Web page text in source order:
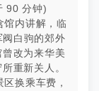
90 分钟)
馆内讲解，临
阀白驹的郊外
曾改为来华美
重新关人。
换乘车费，